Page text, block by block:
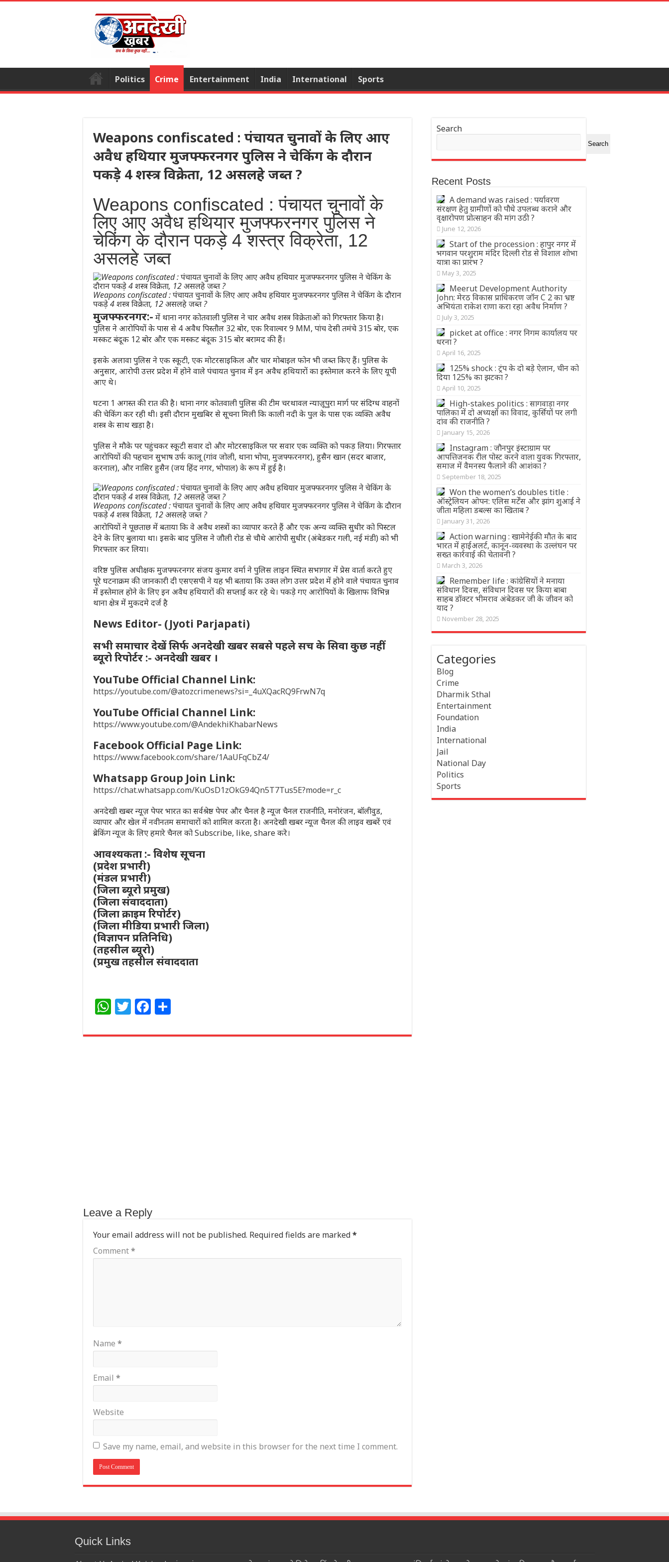
Politics Crime Entertainment India International Sports
Weapons confiscated : पंचायत चुनावों के लिए आए
अवैध हथियार मुजफ्फरनगर पुलिस ने चेकिंग के दौरान
पकड़े 4 शस्त्र विक्रेता, 12 असलहे जब्त ?
Weapons confiscated : पंचायत चुनावों के
लिए आए अवैध हथियारमुजफ्फरनगर पुलिस ने
चेकिंग के दौरान पकड़े 4 शस्त्र विक्रेता, 12
असलहे जब्त
Weapons confiscated : पंचायत चुनावों के लिए आए अवैध हथियार मुजफ्फरनगर पुलिस ने चेकिंग के दौरान
पकड़े 4 शस्त्र विक्रेता, 12 असलहे जब्त ?
मुजफ्फरनगर:- में थाना नगर कोतवाली पुलिस ने चार अवैध शस्त्र विक्रेताओं को गिरफ्तार किया है।
पुलिस ने आरोपियों के पास से 4 अवैध पिस्तौल 32 बोर, एक रिवाल्वर 9 MM, पांच देसी तमंचे 315 बोर, एक
मस्कट बंदूक 12 बोर और एक मस्कट बंदूक 315 बोर बरामद की हैं।
इसके अलावा पुलिस ने एक स्कूटी, एक मोटरसाइकिल और चार मोबाइल फोन भी जब्त किए हैं। पुलिस के
अनुसार, आरोपी उत्तर प्रदेश में होने वाले पंचायत चुनाव में इन अवैध हथियारों का इस्तेमाल करने के लिए यूपी
आए थे।
घटना 1 अगस्त की रात की है। थाना नगर कोतवाली पुलिस की टीम चरथावल न्याज़ूपुरा मार्ग पर संदिग्ध वाहनों
की चेकिंग कर रही थी। इसी दौरान मुखबिर से सूचना मिली कि काली नदी के पुल के पास एक व्यक्ति अवैध
शस्त्र के साथ खड़ा है।
पुलिस ने मौके पर पहुंचकर स्कूटी सवार दो और मोटरसाइकिल पर सवार एक व्यक्ति को पकड़ लिया। गिरफ्तार
आरोपियों की पहचान सुभाष उर्फ कालू (गांव जोली, थाना भोपा, मुजफ्फरनगर), हुसैन खान (सदर बाजार,
करनाल), और नासिर हुसैन (जय हिंद नगर, भोपाल) के रूप में हुई है।
Weapons confiscated : पंचायत चुनावों के लिए आए अवैध हथियार मुजफ्फरनगर पुलिस ने चेकिंग के दौरान
पकड़े 4 शस्त्र विक्रेता, 12 असलहे जब्त ?
आरोपियों ने पूछताछ में बताया कि वे अवैध शस्त्रों का व्यापार करते हैं और एक अन्य व्यक्ति सुधीर को पिस्टल
देने के लिए बुलाया था। इसके बाद पुलिस ने जौली रोड से चौथे आरोपी सुधीर (अंबेडकर गली, नई मंडी) को भी
गिरफ्तार कर लिया।
वरिष्ठ पुलिस अधीक्षक मुजफ्फरनगर संजय कुमार वर्मा ने पुलिस लाइन स्थित सभागार में प्रेस वार्ता करते हुए
पूरे घटनाक्रम की जानकारी दी एसएसपी ने यह भी बताया कि उक्त लोग उत्तर प्रदेश में होने वाले पंचायत चुनाव
में इस्तेमाल होने के लिए इन अवैध हथियारों की सप्लाई कर रहे थे। पकड़े गए आरोपियों के खिलाफ विभिन्न
थाना क्षेत्र में मुकदमे दर्ज है
News Editor- (Jyoti Parjapati)
सभी समाचार देखें सिर्फ अनदेखी खबर सबसे पहले सच के सिवा कुछ नहीं
ब्यूरो रिपोर्टर :- अनदेखी खबर ।
YouTube Official Channel Link:
https://youtube.com/@atozcrimenews?si=_4uXQacRQ9FrwN7q
YouTube Official Channel Link:
https://www.youtube.com/@AndekhiKhabarNews
Facebook Official Page Link:
https://www.facebook.com/share/1AaUFqCbZ4/
Whatsapp Group Join Link:
https://chat.whatsapp.com/KuOsD1zOkG94Qn5T7Tus5E?mode=r_c
अनदेखी खबर न्यूज़ पेपर भारत का सर्वश्रेष्ठ पेपर और चैनल है न्यूज चैनल राजनीति, मनोरंजन, बॉलीवुड,
व्यापार और खेल में नवीनतम समाचारों को शामिल करता है। अनदेखी खबर न्यूज चैनल की लाइव खबरें एवं
ब्रेकिंग न्यूज के लिए हमारे चैनल को Subscribe, like, share करे।
आवश्यकता :- विशेष सूचना
(प्रदेश प्रभारी)
(मंडल प्रभारी)
(जिला ब्यूरो प्रमुख)
(जिला संवाददाता)
(जिला क्राइम रिपोर्टर)
(जिला मीडिया प्रभारी जिला)
(विज्ञापन प्रतिनिधि)
(तहसील ब्यूरो)
(प्रमुख तहसील संवाददाता
W
at
T
itt
F
c ar
Leave a Reply
Your email address will not be published. Required fields are marked*
Comment*
Name *
Email *
Website
Save my name, email, and website in this browser for the next time I comment.
Search
Search
Recent Posts
A demand was raised : पर्यावरण
संरक्षण हेतु ग्रामीणों को पौधे उपलब्ध कराने और
वृक्षारोपण प्रोत्साहन की मांग उठी ?
June 12, 2026
Start of the procession : हापुर नगर में
भगवान परशुराम मंदिर दिल्ली रोड से विशाल शोभा
यात्रा का प्रारंभ ?
May 3, 2025
Meerut Development Authority
John: मेरठ विकास प्राधिकरण जॉन C 2 का भ्रष्ट
अभियंता राकेश राणा करा रहा अवैध निर्माण ?
July 3, 2025
picket at office : नगर निगम कार्यालय पर
धरना ?
April 16, 2025
125% shock : ट्रंप के दो बड़े ऐलान, चीन को
दिया 125% का झटका ?
April 10, 2025
High-stakes politics : सागवाड़ा नगर
पालिका में दो अध्यक्षों का विवाद, कुर्सियों पर लगी
दांव की राजनीति ?
January 15, 2026
Instagram : जौनपुर इंस्टाग्राम पर
आपत्तिजनक रील पोस्ट करने वाला युवक गिरफ्तार,
समाज में वैमनस्य फैलाने की आशंका ?
September 18, 2025
Won the women’s doubles title :
ऑस्ट्रेलियन ओपन: एलिस मर्टेंस और झांग शुआई ने
जीता महिला डबल्स का खिताब ?
January 31, 2026
Action warning : खामेनेईकी मौत के बाद
भारत में हाईअलर्ट, कानून-व्यवस्था के उल्लंघन पर
सख्त कार्रवाई की चेतावनी ?
March 3, 2026
Remember life : कांग्रेसियों ने मनाया
संविधान दिवस, संविधान दिवस पर किया बाबा
साहब डॉक्टर भीमराव अंबेडकर जी के जीवन को
याद ?
November 28, 2025
Categories
Blog
Crime
Dharmik Sthal
Entertainment
Foundation
India
International
Jail
National Day
Politics
Sports
Quick Links